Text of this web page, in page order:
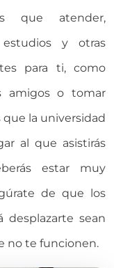
que atender,
y otras
para ti, como
amigos o tomar
que la universidad
al que asistirás
estar muy
de que los
sean
no te funcionen.